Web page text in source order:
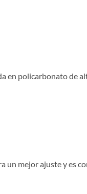
en policarbonato de
un mejor ajuste y es